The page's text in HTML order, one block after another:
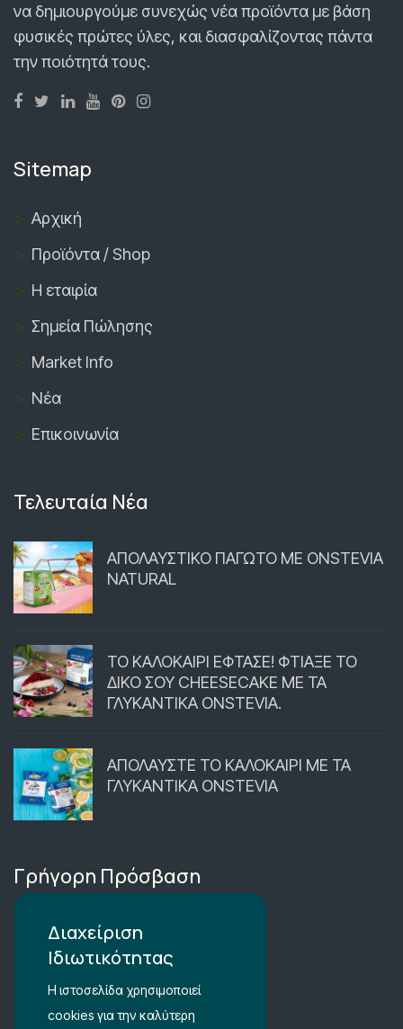
να δημιουργούμε συνεχώς νέα προϊόντα με βάση
φυσικές πρώτες ύλες, και διασφαλίζοντας πάντα
την ποιότητά τους.
Sitemap
Αρχική
Προϊόντα / Shop
Η εταιρία
Σημεία Πώλησης
Market Info
Νέα
Επικοινωνία
Τελευταία Νέα
ΑΠΟΛΑΥΣΤΙΚΟ ΠΑΓΩΤΟ ΜΕ ONSTEVIA
NATURAL
ΤΟ ΚΑΛΟΚΑΙΡΙ ΕΦΤΑΣΕ! ΦΤΙΑΞΕ ΤΟ
ΔΙΚΟ ΣΟΥ CHEESECAKE ΜΕ ΤΑ
ΓΛΥΚΑΝΤΙΚΑ ONSTEVIA.
ΑΠΟΛΑΥΣΤΕ ΤΟ ΚΑΛΟΚΑΙΡΙ ΜΕ ΤΑ
ΓΛΥΚΑΝΤΙΚΑ ONSTEVIA
Γρήγορη Πρόσβαση
Περιοχή Μέλών
Καλάθι Αγορών
Λίστα Αγαπημένων
Διαχείριση
Ιδιωτικότητας
Η ιστοσελίδα χρησιμοποιεί
cookies για την καλύτερη